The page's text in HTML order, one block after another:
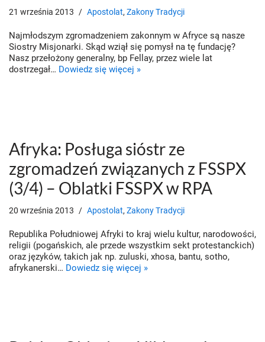
21 września 2013 Apostolat, Zakony Tradycji
Najmłodszym zgromadzeniem zakonnym w Afryce są nasze
Siostry Misjonarki. Skąd wziął się pomysł na tę fundację?
Nasz przełożony generalny, bp Fellay, przez wiele lat
dostrzegał… Dowiedz się więcej »
Afryka: Posługa sióstr ze
zgromadzeń związanych z FSSPX
(3/4) – Oblatki FSSPX w RPA
20 września 2013 Apostolat, Zakony Tradycji
Republika Południowej Afryki to kraj wielu kultur, narodowości,
religii (pogańskich, ale przede wszystkim sekt protestanckich)
oraz języków, takich jak np. zuluski, xhosa, bantu, sotho,
afrykanerski… Dowiedz się więcej »